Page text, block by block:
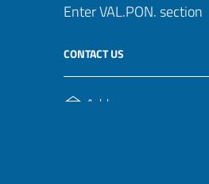
Enter VAL.PON. section
CONTACT US
Address